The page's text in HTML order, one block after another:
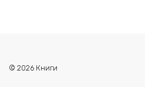
© 2026 Книги